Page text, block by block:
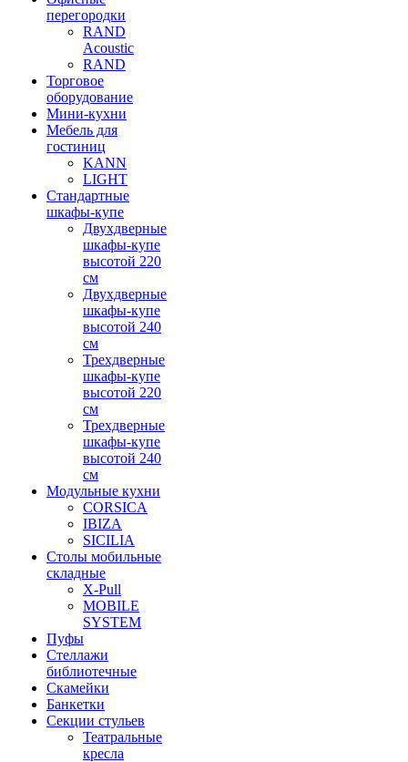
перегородки
RAND
Acoustic
RAND
Торговое
оборудование
Мини-кухни
Мебель для
гостиниц
KANN
LIGHT
Стандартные
шкафы-купе
Двухдверные
шкафы-купе
высотой 220
см
Двухдверные
шкафы-купе
высотой 240
см
Трехдверные
шкафы-купе
высотой 220
см
Трехдверные
шкафы-купе
высотой 240
см
Модульные кухни
CORSICA
IBIZA
SICILIA
Столы мобильные
складные
X-Pull
MOBILE
SYSTEM
Пуфы
Стеллажи
библиотечные
Скамейки
Банкетки
Секции стульев
Театральные
кресла